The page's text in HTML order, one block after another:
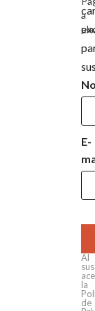
a
E-
Al
la
de